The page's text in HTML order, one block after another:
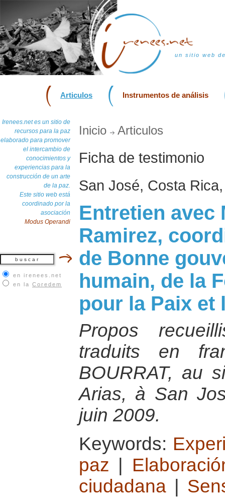
un sitio web
Articulos Instrumentos de análisis
Irenees.net es un sitio de
recursos para la paz
elaborado para promover
el intercambio de
conocimientos y
experiencias para la
construcción de un arte
de la paz.
Este sitio web está
coordinado por la
asociación
Modus Operandi
en irenees.net
en la Coredem
Inicio Articulos
Ficha de testimonio
San José, Costa
Entretien avec
Ramirez,
de Bonne
humain, de la
pour la Paix et
Propos
traduits en
BOURRAT, au
Arias, à San
juin 2009.
Keywords:
paz
ciudadana